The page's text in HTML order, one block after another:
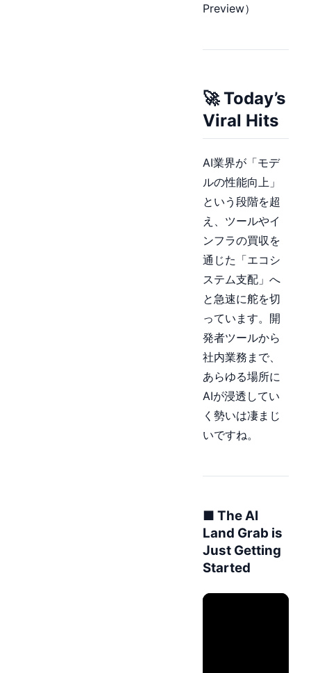
Preview）
🚀 Today’s
Viral Hits
AI業界が「モデ
ルの性能向上」
という段階を超
え、ツールやイ
ンフラの買収を
通じた「エコシ
ステム支配」へ
と急速に舵を切
っています。開
発者ツールから
社内業務まで、
あらゆる場所に
AIが浸透してい
く勢いは凄まじ
いですね。
■ The AI
Land Grab is
Just Getting
Started